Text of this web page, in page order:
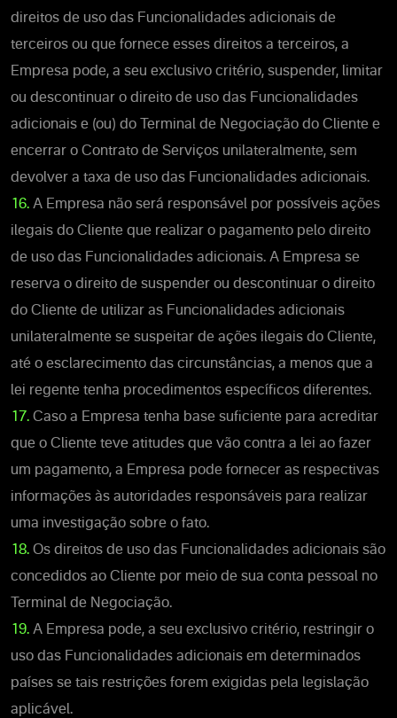
direitos de uso das Funcionalidades adicionais de
terceiros ou que fornece esses direitos a terceiros, a
Empresa pode, a seu exclusivo critério, suspender, limitar
ou descontinuar o direito de uso das Funcionalidades
adicionais e (ou) do Terminal de Negociação do Cliente e
encerrar o Contrato de Serviços unilateralmente, sem
devolver a taxa de uso das Funcionalidades adicionais.
16. A Empresa não será responsável por possíveis ações
ilegais do Cliente que realizar o pagamento pelo direito
de uso das Funcionalidades adicionais. A Empresa se
reserva o direito de suspender ou descontinuar o direito
do Cliente de utilizar as Funcionalidades adicionais
unilateralmente se suspeitar de ações ilegais do Cliente,
até o esclarecimento das circunstâncias, a menos que a
lei regente tenha procedimentos específicos diferentes.
17. Caso a Empresa tenha base suficiente para acreditar
que o Cliente teve atitudes que vão contra a lei ao fazer
um pagamento, a Empresa pode fornecer as respectivas
informações às autoridades responsáveis para realizar
uma investigação sobre o fato.
18. Os direitos de uso das Funcionalidades adicionais são
concedidos ao Cliente por meio de sua conta pessoal no
Terminal de Negociação.
19. A Empresa pode, a seu exclusivo critério, restringir o
uso das Funcionalidades adicionais em determinados
países se tais restrições forem exigidas pela legislação
aplicável.